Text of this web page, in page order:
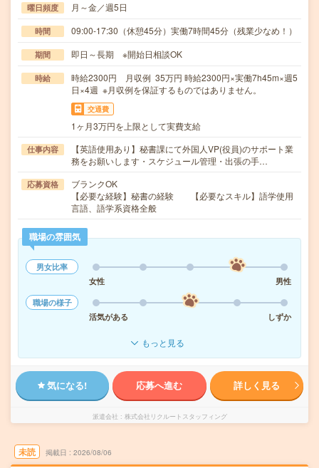
曜日頻度 月～金／週5日
時間 09:00-17:30（休憩45分）実働7時間45分（残業少なめ！）
期間 即日～長期 ※開始日相談OK
時給
時給2300円 月収例 35万円 時給2300円×実働7h45m×週5
日×4週 ※月収例を保証するものではありません。
交通費
1ヶ月3万円を上限として実費支給
仕事内容
【英語使用あり】秘書課にて外国人VP(役員)のサポート業
務をお願いします・スケジュール管理・出張の手…
応募資格
ブランクOK
【必要な経験】秘書の経験 【必要なスキル】語学使用
言語、語学系資格全般
職場の雰囲気
男女比率
女性
男性
職場の様子
活気がある
しずか
もっと見る
気になる! 応募へ進む 詳しく見る
派遣会社 株式会社リクルートスタッフィング
未読 掲載日 2026/08/06